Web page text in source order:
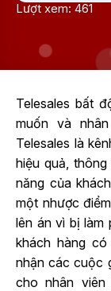
Lượt xem: 461
Telesales bất
muốn và
Telesales là
hiệu quả,
năng của
một nhược
lên án vì bị làm
khách hàng
nhận các cuộc
cho nhân